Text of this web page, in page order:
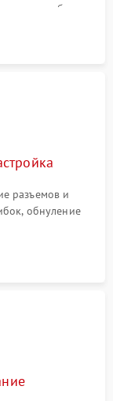
и линз блока
и пыли.
разъемов и
обнуление
переноса,
аппарата.